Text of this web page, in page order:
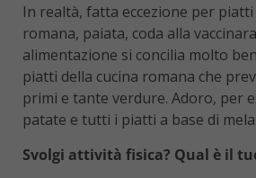
In realtà, fatta eccezione per
romana, paiata, coda alla
alimentazione si concilia molto
piatti della cucina romana che
primi e tante verdure. Adoro, per
patate e tutti i piatti a base di
Svolgi attività fisica? Qual è il